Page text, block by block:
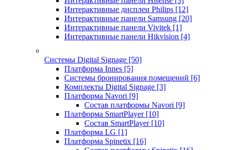
Интерактивные дисплеи Philips [12]
Интерактивные панели Samsung [20]
Интерактивные панели Vivitek [1]
Интерактивные панели Hikvision [4]
Системы Digital Signage [50]
Платформа Innes [5]
Системы бронирования помещений [6]
Комплекты Digital Signage [3]
Платформа Navori [9]
Состав платформы Navori [9]
Платформа SmartPlayer [10]
Состав SmartPlayer [10]
Платформа LG [1]
Платформа Spinetix [16]